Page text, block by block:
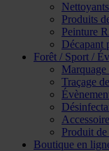
Nettoyants
Produits
Peinture
Décapant
Forêt / Sport /
Traçage
Produit
Boutique en